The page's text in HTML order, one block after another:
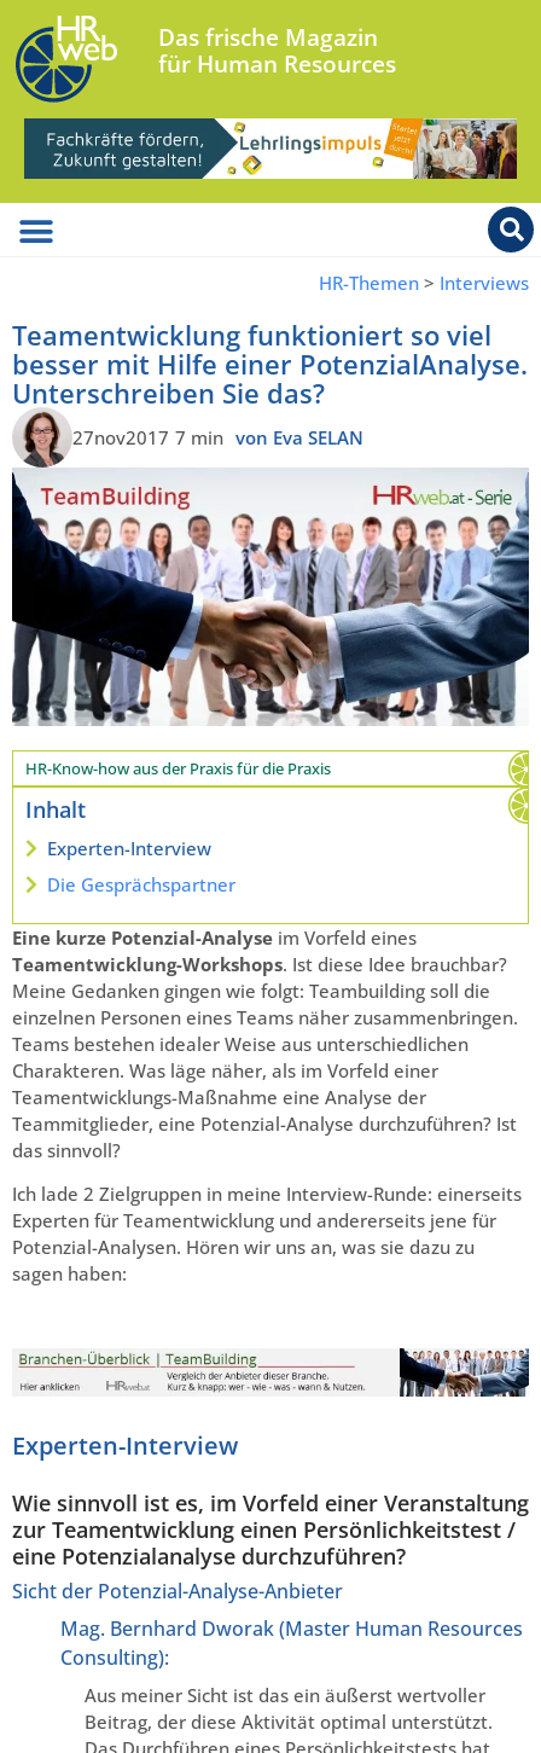
Das frische Magazin
für Human Resources
HR-Themen > Interviews
Teamentwicklung funktioniert so viel
besser mit Hilfe einer PotenzialAnalyse.
Unterschreiben Sie das?
27nov2017 7 min von Eva SELAN
HR-Know-how aus der Praxis für die Praxis
Inhalt
Experten-Interview
Die Gesprächspartner
Eine kurze Potenzial-Analyse im Vorfeld eines
Teamentwicklung-Workshops. Ist diese Idee brauchbar?
Meine Gedanken gingen wie folgt: Teambuilding soll die
einzelnen Personen eines Teams näher zusammenbringen.
Teams bestehen idealer Weise aus unterschiedlichen
Charakteren. Was läge näher, als im Vorfeld einer
Teamentwicklungs-Maßnahme eine Analyse der
Teammitglieder, eine Potenzial-Analyse durchzuführen? Ist
das sinnvoll?
Ich lade 2 Zielgruppen in meine Interview-Runde: einerseits
Experten für Teamentwicklung und andererseits jene für
Potenzial-Analysen. Hören wir uns an, was sie dazu zu
sagen haben:
Experten-Interview
Wie sinnvoll ist es, im Vorfeld einer Veranstaltung
zur Teamentwicklung einen Persönlichkeitstest /
eine Potenzialanalyse durchzuführen?
Sicht der Potenzial-Analyse-Anbieter
Mag. Bernhard Dworak (Master Human Resources
Consulting):
Aus meiner Sicht ist das ein äußerst wertvoller
Beitrag, der diese Aktivität optimal unterstützt.